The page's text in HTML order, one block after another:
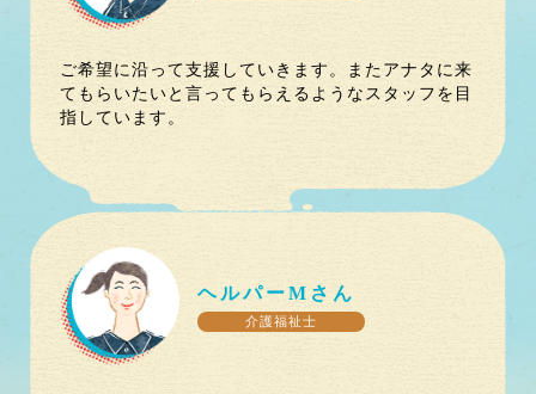
ご希望に沿って支援していきます。またアナタに来
てもらいたいと言ってもらえるようなスタッフを目
指しています。
ヘルパーM さん
介護福祉士